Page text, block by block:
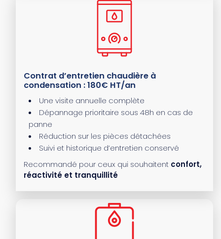
Contrat d’entretien chaudière à
condensation : 180€ HT/an
Une visite annuelle complète
Dépannage prioritaire sous 48h en cas de
panne
Réduction sur les pièces détachées
Suivi et historique d’entretien conservé
Recommandé pour ceux qui souhaitent confort,
réactivité et tranquillité